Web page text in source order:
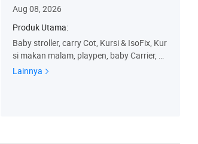
Aug 08, 2026
Produk Utama:
Baby stroller, carry Cot, Kursi & IsoFix, Kur
si makan malam, playpen, baby Carrier, ba
by Mat, Kantung Tidur, payung bayi, Akse
Lainnya